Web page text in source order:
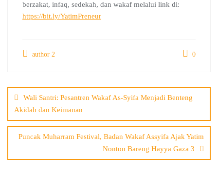
berzakat, infaq, sedekah, dan wakaf melalui link di:
https://bit.ly/YatimPreneur
author 2 0
navigation
Wali Santri: Pesantren Wakaf As-Syifa Menjadi Benteng
Akidah dan Keimanan
Puncak Muharram Festival, Badan Wakaf Assyifa Ajak Yatim
Nonton Bareng Hayya Gaza 3